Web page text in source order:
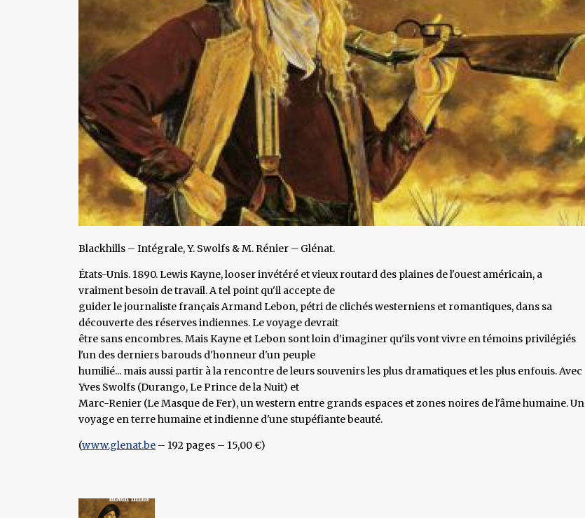
Blackhills – Intégrale, Y. Swolfs & M. Rénier – Glénat.
États-Unis. 1890. Lewis Kayne, looser invétéré et vieux routard des plaines de l'ouest américain, a
vraiment besoin de travail. A tel point qu'il accepte de
guider le journaliste français Armand Lebon, pétri de clichés westerniens et romantiques, dans sa
découverte des réserves indiennes. Le voyage devrait
être sans encombres. Mais Kayne et Lebon sont loin d’imaginer qu'ils vont vivre en témoins privilégiés
l'un des derniers barouds d'honneur d'un peuple
humilié... mais aussi partir à la rencontre de leurs souvenirs les plus dramatiques et les plus enfouis. Avec
Yves Swolfs (Durango, Le Prince de la Nuit) et
Marc-Renier (Le Masque de Fer), un western entre grands espaces et zones noires de l'âme humaine. Un
voyage en terre humaine et indienne d'une stupéfiante beauté.
(www.glenat.be – 192 pages – 15,00 €)